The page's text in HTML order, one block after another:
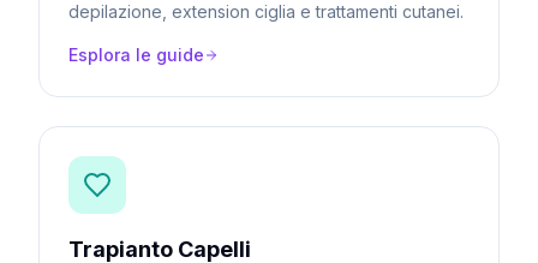
depilazione, extension ciglia e trattamenti cutanei.
Esplora le guide
Trapianto Capelli